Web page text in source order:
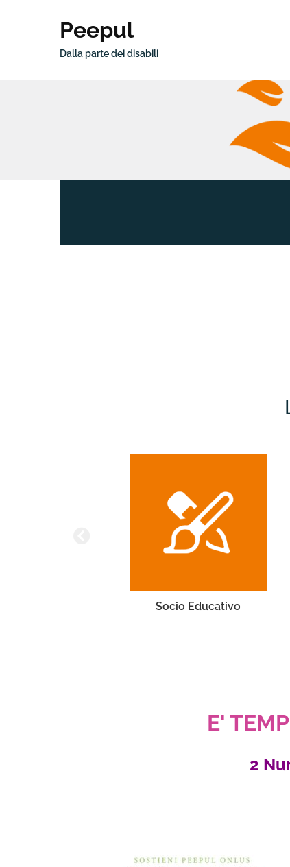
Peepul
Dalla parte dei disabili
Vela
E'
2